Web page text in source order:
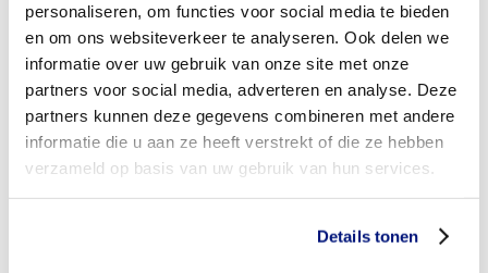
personaliseren, om functies voor social media te bieden
en om ons websiteverkeer te analyseren. Ook delen we
informatie over uw gebruik van onze site met onze
partners voor social media, adverteren en analyse. Deze
partners kunnen deze gegevens combineren met andere
informatie die u aan ze heeft verstrekt of die ze hebben
verzameld op basis van uw gebruik van hun services.
Details tonen
Is de heuporthese individueel vervaardigd of verkrijgbaar in
confectie standaard uitvoeringen?
Is de heuporthese mijn eigendom?
Wanneer mag mijn heuporthese vervangen worden?